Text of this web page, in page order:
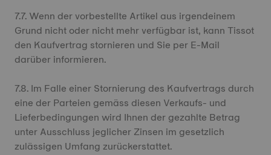
7.7. Wenn der vorbestellte Artikel aus irgendeinem
Grund nicht oder nicht mehr verfügbar ist, kann Tissot
den Kaufvertrag stornieren und Sie per E-Mail
darüber informieren.
7.8. Im Falle einer Stornierung des Kaufvertrags durch
eine der Parteien gemäss diesen Verkaufs- und
Lieferbedingungen wird Ihnen der gezahlte Betrag
unter Ausschluss jeglicher Zinsen im gesetzlich
zulässigen Umfang zurückerstattet.